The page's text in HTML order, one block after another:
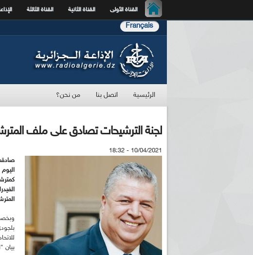
القناة الأولى القناة الثانية القناة الثالثة
Français
الرئيسية اتصل بنا من نحن؟
لجنة الترشيحات تصادق على ملف
10/04/2021 - 18:32
بيان